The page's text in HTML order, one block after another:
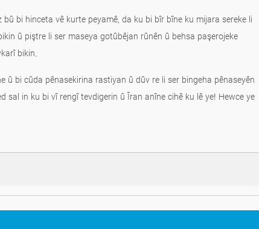
bi hinceta vê kurte peyamê, da ku bi bîr bîne ku mijara sereke li
û piştre li ser maseya gotûbêjan rûnên û behsa paşerojeke
bikin.
û bi cûda pênasekirina rastiyan û dûv re li ser bingeha pênaseyên
sal in ku bi vî rengî tevdigerin û Îran anîne cihê ku lê ye! Hewce ye